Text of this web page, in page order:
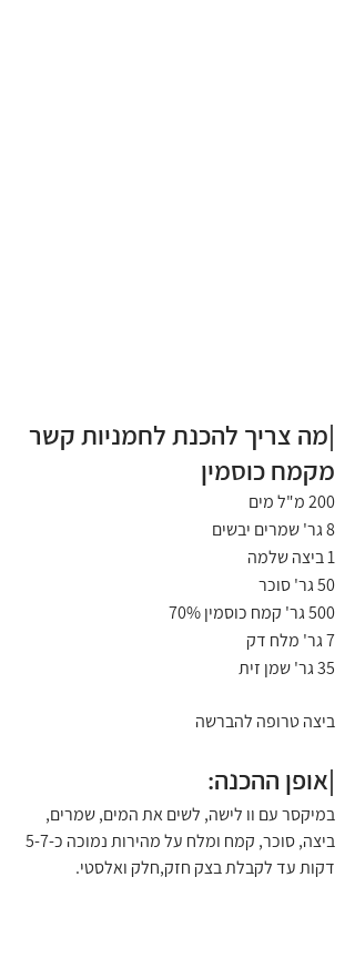
|מה צריך להכנת לחמניות קשר
מקמח כוסמין
200 מ"ל מים
8 גר' שמרים יבשים
1 ביצה שלמה
50 גר' סוכר
500 גר' קמח כוסמין 70%
7 גר' מלח דק
35 גר' שמן זית
ביצה טרופה להברשה
|אופן ההכנה:
במיקסר עם וו לישה, לשים את המים, שמרים,
דקות עד לקבלת בצק חזק,חלק ואלסטי.